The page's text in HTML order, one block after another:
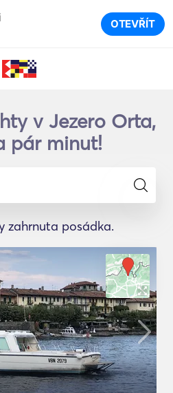
OTEVŘÍT
v Jezero Orta,
pár minut!
zahrnuta posádka.